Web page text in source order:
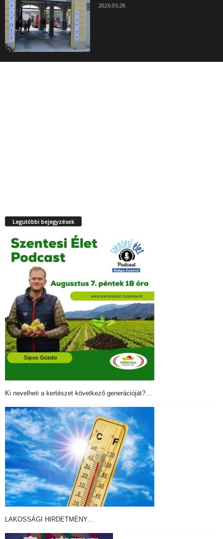
2026.05.28.
Legutóbbi bejegyzések
Ki nevelheti a kertészet következő generációját?…
LAKOSSÁGI HIRDETMÉNY…